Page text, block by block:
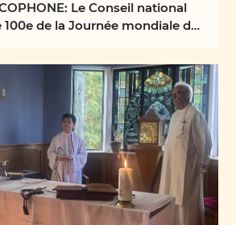
Le Conseil national
de la Journée mondiale des